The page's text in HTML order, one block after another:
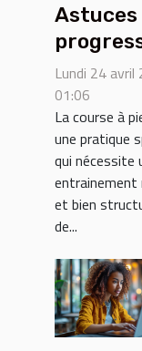
Astuces
en
pied
Lundi 24 avril
01:06
La course à
une pratique
qui nécessite
entrainement
et bien
de...